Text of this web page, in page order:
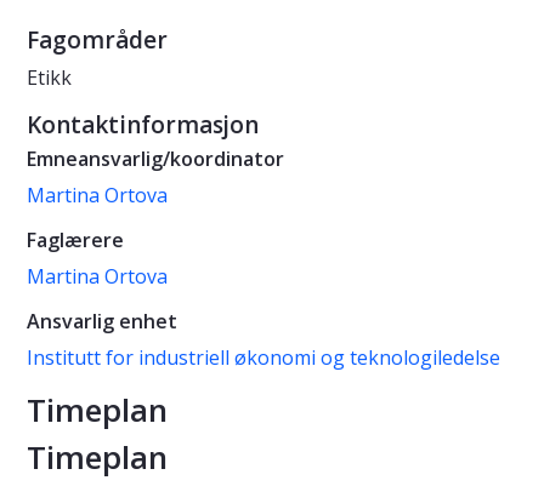
Fagområder
Etikk
Kontaktinformasjon
Emneansvarlig/koordinator
Martina Ortova
Faglærere
Martina Ortova
Ansvarlig enhet
Institutt for industriell økonomi og teknologiledelse
Timeplan
Timeplan